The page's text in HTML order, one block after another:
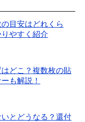
目安はどれくら
やすく紹介
どこ？複数枚の貼
も解説！
とどうなる？還付